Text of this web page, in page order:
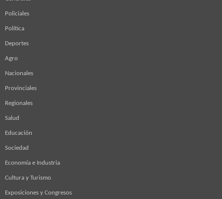
Policiales
Política
Deportes
Agro
Nacionales
Provinciales
Regionales
Salud
Educación
Sociedad
Economía e Industria
Cultura y Turismo
Exposiciones y Congresos